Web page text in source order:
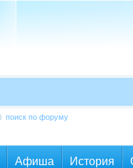
поиск по форуму
Афиша История